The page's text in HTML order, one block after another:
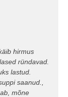
hirmus
ründavad.
lastud.
saanud.,
mõne